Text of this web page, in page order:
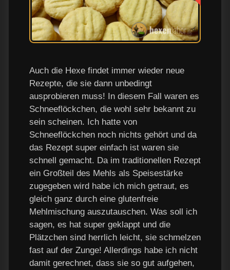
Auch die Hexe findet immer wieder neue
Rezepte, die sie dann unbedingt
ausprobieren muss! In diesem Fall waren es
Schneeflöckchen, die wohl sehr bekannt zu
sein scheinen. Ich hatte von
Schneeflöckchen noch nichts gehört und da
das Rezept super einfach ist waren sie
schnell gemacht. Da im traditionellen Rezept
ein Großteil des Mehls als Speisestärke
zugegeben wird habe ich mich getraut, es
gleich ganz durch eine glutenfreie
Mehlmischung auszutauschen. Was soll ich
sagen, es hat super geklappt und die
Plätzchen sind herrlich leicht, sie schmelzen
fast auf der Zunge! Allerdings habe ich nicht
damit gerechnet, dass sie so gut aufgehen,